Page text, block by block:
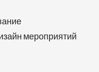
мероприятий